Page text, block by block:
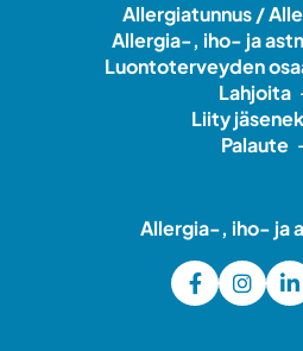
Allergiatunnus /
Allergia-, iho- ja
Luontoterveyden
Lahjoita
Liity
Palaute
Allergia-, iho- ja